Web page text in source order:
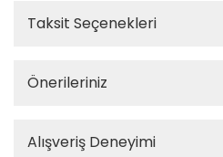
Taksit Seçenekleri
Önerileriniz
Alışveriş Deneyimi